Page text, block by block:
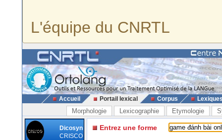
L'équipe du CNRTL
Accueil Portail lexical Corpus
Morphologie Lexicographie Etymologie
Dicosyn
CRISCO
Entrez une forme